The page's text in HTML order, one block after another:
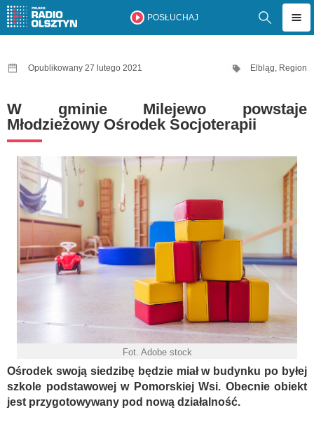
POSŁUCHAJ
Opublikowany 27 lutego 2021 Elbląg, Region
W gminie Milejewo powstaje
Młodzieżowy Ośrodek Socjoterapii
Fot. Adobe stock
Ośrodek swoją siedzibę będzie miał w budynku po byłej
szkole podstawowej w Pomorskiej Wsi. Obecnie obiekt
jest przygotowywany pod nową działalność.